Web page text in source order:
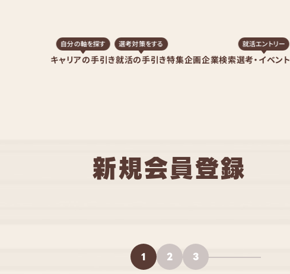
キャリアの手引き
自分の軸を探す
就活の手引き
選考対策をする
特集企画企業検索選考・イベント
就活エントリー
新規会員登録
1
2
3